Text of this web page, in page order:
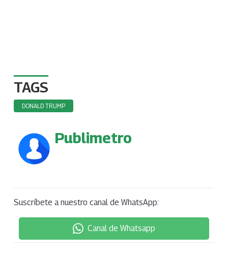
TAGS
DONALD TRUMP
Publimetro
Suscríbete a nuestro canal de WhatsApp:
Canal de Whatsapp